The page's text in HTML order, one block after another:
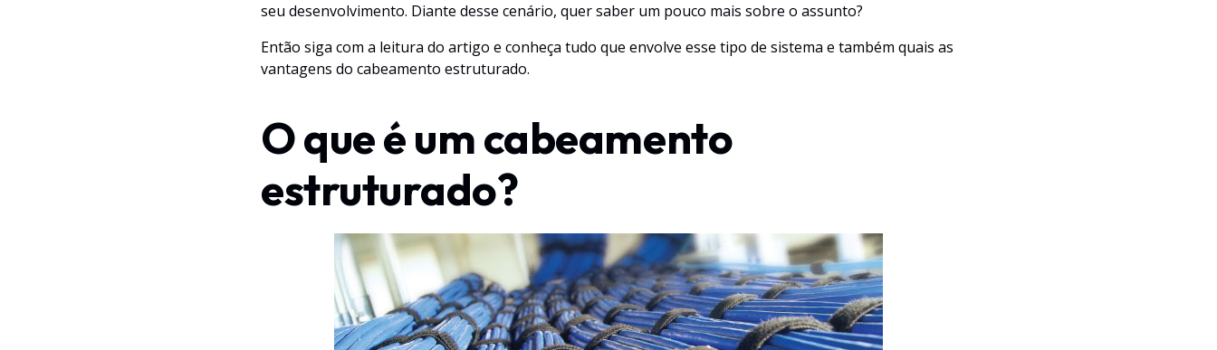
seu desenvolvimento. Diante desse cenário, quer saber um pouco mais sobre o assunto?
Então siga com a leitura do artigo e conheça tudo que envolve esse tipo de sistema e também quais as
vantagens do cabeamento estruturado.
O que é um cabeamento
estruturado?